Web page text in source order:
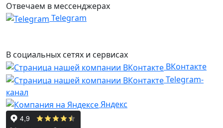
Отвечаем в мессенджерах
Telegram
В социальных сетях и сервисах
ВКонтакте
Telegram-
канал
Яндекс